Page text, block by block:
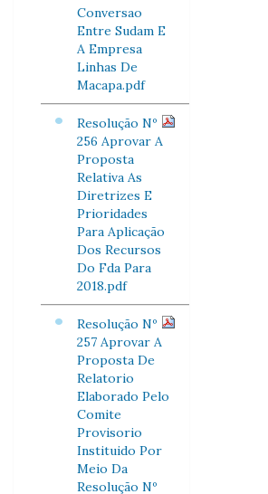
Conversao
Entre Sudam E
A Empresa
Linhas De
Macapa.pdf
Resolução Nº
256 Aprovar A
Proposta
Relativa As
Diretrizes E
Prioridades
Para Aplicação
Dos Recursos
Do Fda Para
2018.pdf
Resolução Nº
257 Aprovar A
Proposta De
Relatorio
Elaborado Pelo
Comite
Provisorio
Instituido Por
Meio Da
Resolução Nº